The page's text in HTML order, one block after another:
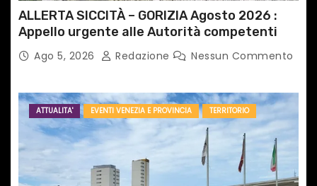
ALLERTA SICCITÀ – GORIZIA Agosto 2026 :
Appello urgente alle Autorità competenti
Ago 5, 2026 Redazione Nessun Commento
ATTUALITA' EVENTI VENEZIA E PROVINCIA TERRITORIO